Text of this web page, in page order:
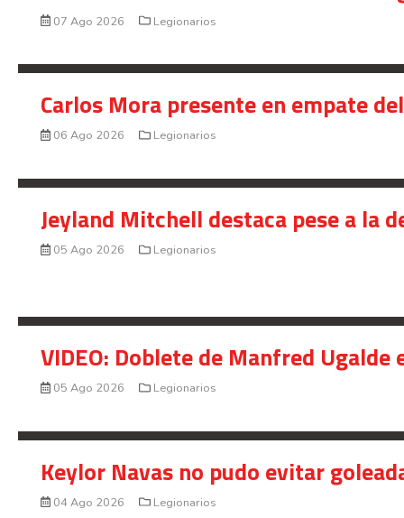
07 Ago 2026 Legionarios
Carlos Mora presente en empate
06 Ago 2026 Legionarios
Jeyland Mitchell destaca pese a la
05 Ago 2026 Legionarios
VIDEO: Doblete de Manfred
05 Ago 2026 Legionarios
Keylor Navas no pudo evitar
04 Ago 2026 Legionarios